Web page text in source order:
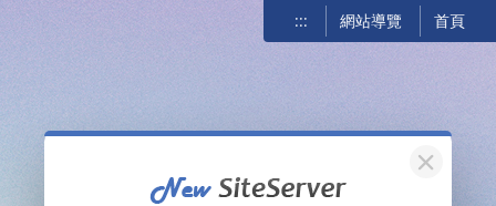
::: 網站導覽 首頁
關閉